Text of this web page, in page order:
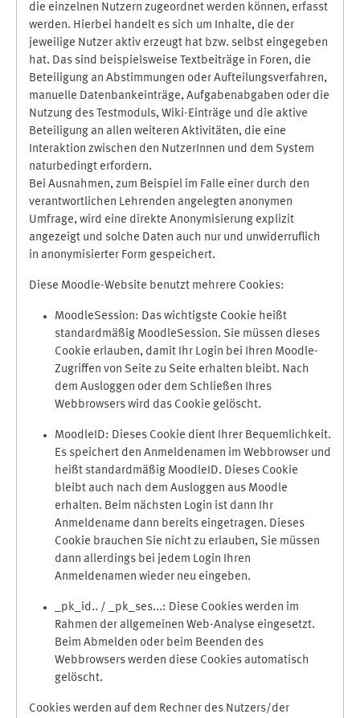
die einzelnen Nutzern zugeordnet werden können, erfasst
werden. Hierbei handelt es sich um Inhalte, die der
jeweilige Nutzer aktiv erzeugt hat bzw. selbst eingegeben
hat. Das sind beispielsweise Textbeiträge in Foren, die
Beteiligung an Abstimmungen oder Aufteilungsverfahren,
manuelle Datenbankeinträge, Aufgabenabgaben oder die
Nutzung des Testmoduls, Wiki-Einträge und die aktive
Beteiligung an allen weiteren Aktivitäten, die eine
Interaktion zwischen den NutzerInnen und dem System
naturbedingt erfordern.
Bei Ausnahmen, zum Beispiel im Falle einer durch den
verantwortlichen Lehrenden angelegten anonymen
Umfrage, wird eine direkte Anonymisierung explizit
angezeigt und solche Daten auch nur und unwiderruflich
in anonymisierter Form gespeichert.
Diese Moodle-Website benutzt mehrere Cookies:
MoodleSession: Das wichtigste Cookie heißt
standardmäßig MoodleSession. Sie müssen dieses
Cookie erlauben, damit Ihr Login bei Ihren Moodle-
Zugriffen von Seite zu Seite erhalten bleibt. Nach
dem Ausloggen oder dem Schließen Ihres
Webbrowsers wird das Cookie gelöscht.
MoodleID: Dieses Cookie dient Ihrer Bequemlichkeit.
Es speichert den Anmeldenamen im Webbrowser und
heißt standardmäßig MoodleID. Dieses Cookie
bleibt auch nach dem Ausloggen aus Moodle
erhalten. Beim nächsten Login ist dann Ihr
Anmeldename dann bereits eingetragen. Dieses
Cookie brauchen Sie nicht zu erlauben, Sie müssen
dann allerdings bei jedem Login Ihren
Anmeldenamen wieder neu eingeben.
_pk_id.. / _pk_ses...: Diese Cookies werden im
Rahmen der allgemeinen Web-Analyse eingesetzt.
Beim Abmelden oder beim Beenden des
Webbrowsers werden diese Cookies automatisch
gelöscht.
Cookies werden auf dem Rechner des Nutzers/der